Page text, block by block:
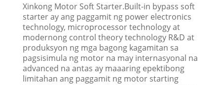
Xinkong Motor Soft Starter.Built-in bypass soft
starter ay ang paggamit ng power electronics
technology, microprocessor technology at
modernong control theory technology R&D at
produksyon ng mga bagong kagamitan sa
pagsisimula ng motor na may internasyonal na
advanced na antas ay maaaring epektibong
limitahan ang paggamit ng motor starting